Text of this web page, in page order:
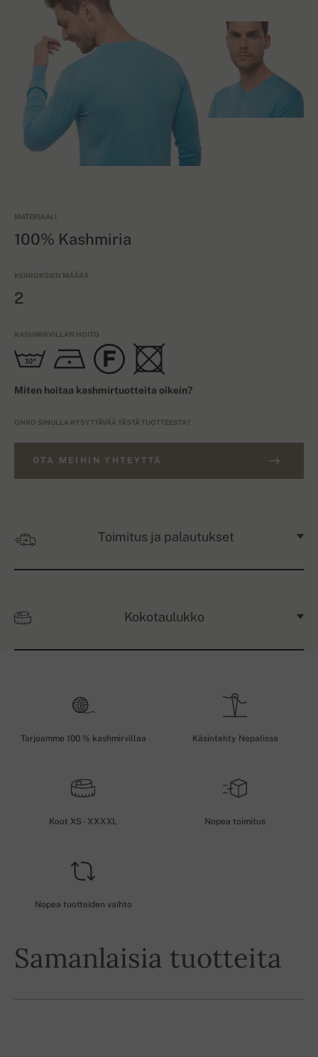
MATERIAALI
100% Kashmiria
KERROKSIEN MÄÄRÄ
2
KASHMIRVILLAN HOITO
Miten hoitaa kashmirtuotteita oikein?
ONKO SINULLA KYSYTTÄVÄÄ TÄSTÄ TUOTTEESTA?
OTA MEIHIN YHTEYTTÄ
Toimitus ja palautukset
Kokotaulukko
Tarjoamme 100 % kashmirvillaa Käsintehty Nepalissa
Koot XS - XXXXL Nopea toimitus
Nopea tuotteiden vaihto
Samanlaisia tuotteita